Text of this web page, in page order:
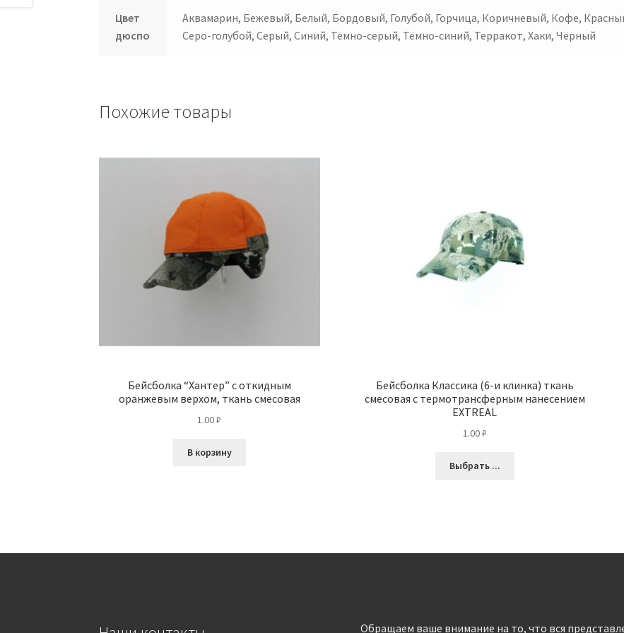
Цвет
дюспо
Аквамарин, Бежевый, Белый, Бордовый, Голубой, Горчица, Коричневый, Кофе,
Серо-голубой, Серый, Синий, Тёмно-серый, Тёмно-синий, Терракот, Хаки, Чёрный
Похожие товары
Бейсболка “Хантер” с откидным
оранжевым верхом, ткань смесовая
1.00₽
В корзину
Бейсболка Классика (6-и клинка) ткань
смесовая с термотрансферным нанесением
EXTREAL
1.00₽
Выбрать ...
Обращаем ваше внимание на то, что вся